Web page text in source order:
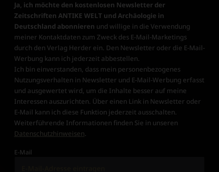
Ja, ich möchte den kostenlosen Newsletter der
Zeitschriften ANTIKE WELT und Archäologie in
Deutschland abonnieren und willige in die Verwendung
meiner Kontaktdaten zum Zweck des E-Mail-Marketings
durch den Verlag Herder ein. Den Newsletter oder die E-Mail-
Werbung kann ich jederzeit abbestellen.
Ich bin einverstanden, dass mein personenbezogenes
Nutzungsverhalten in Newsletter und E-Mail-Werbung erfasst
und ausgewertet wird, um die Inhalte besser auf meine
Interessen auszurichten. Über einen Link in Newsletter oder
E-Mail kann ich diese Funktion jederzeit ausschalten.
Weiterführende Informationen finden Sie in unseren
Datenschutzhinweisen.
E-Mail